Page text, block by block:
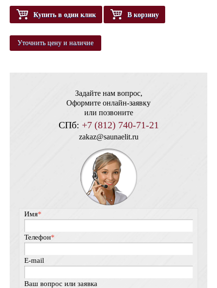
Купить в один клик В корзину
Уточнить цену и наличие
Задайте нам вопрос,
Оформите онлайн-заявку
или позвоните
СПб: +7 (812) 740-71-21
zakaz@saunaelit.ru
Имя*
Телефон*
E-mail
Ваш вопрос или заявка